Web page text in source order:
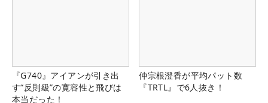
『G740』アイアンが引き出
す“反則級”の寛容性と飛びは
本当だった！
仲宗根澄香が平均パット数
『TRTL』で6人抜き！